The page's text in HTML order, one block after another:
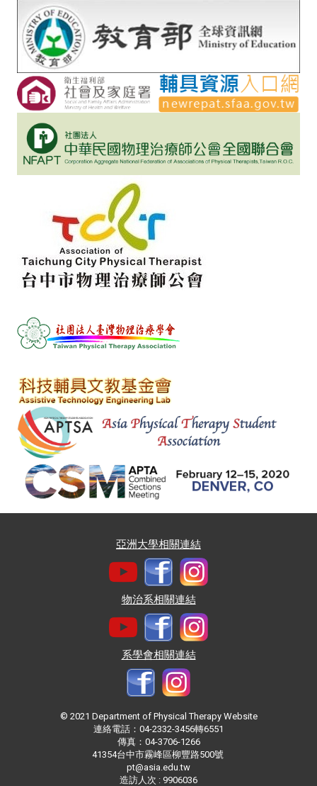
亞洲大學相關連結
物治系相關連結
系學會相關連結
© 2021 Department of Physical Therapy Website
連絡電話：04-2332-3456轉6551
傳真：04-3706-1266
41354台中市霧峰區柳豐路500號
pt@asia.edu.tw
造訪人次 : 9906036